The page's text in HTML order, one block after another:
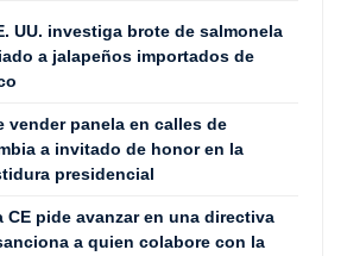
UU. investiga brote de salmonela
a jalapeños importados de
vender panela en calles de
a invitado de honor en la
presidencial
CE pide avanzar en una directiva
a quien colabore con la